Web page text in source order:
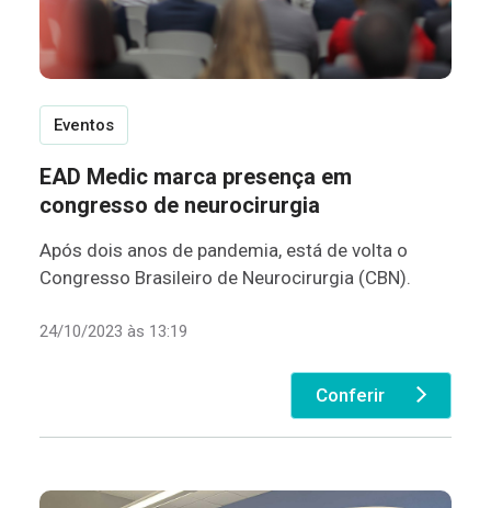
Eventos
EAD Medic marca presença em
congresso de neurocirurgia
Após dois anos de pandemia, está de volta o
Congresso Brasileiro de Neurocirurgia (CBN).
24/10/2023 às 13:19
Conferir